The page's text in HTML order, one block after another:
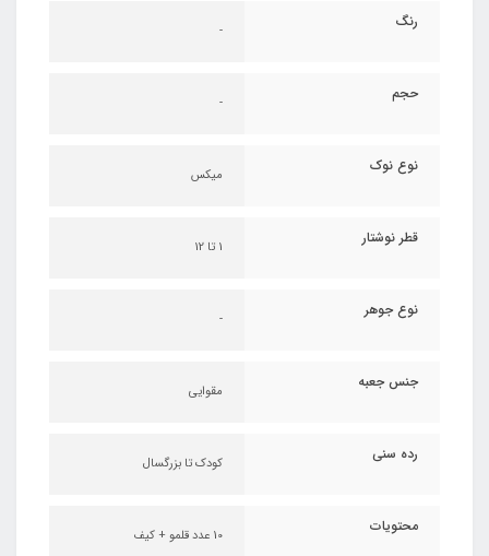
رنگ -
حجم -
نوع نوک میکس
قطر نوشتار 1 تا 12
نوع جوهر -
جنس جعبه مقوایی
رده سنی کودک تا بزرگسال
محتویات 10 عدد قلمو + کیف